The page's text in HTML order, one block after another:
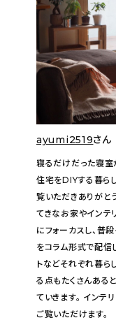
ayumi2519さん
寝るだけだった寝室
住宅をDIYする暮ら
覧いただきありがと
てきなお家やインテ
にフォーカスし、普
をコラム形式で配信
トなどそれぞれ暮ら
る点もたくさんある
ていきます。 インテ
ご覧いただけます。